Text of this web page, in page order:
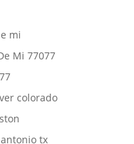
mi
Mi 77077
colorado
tx